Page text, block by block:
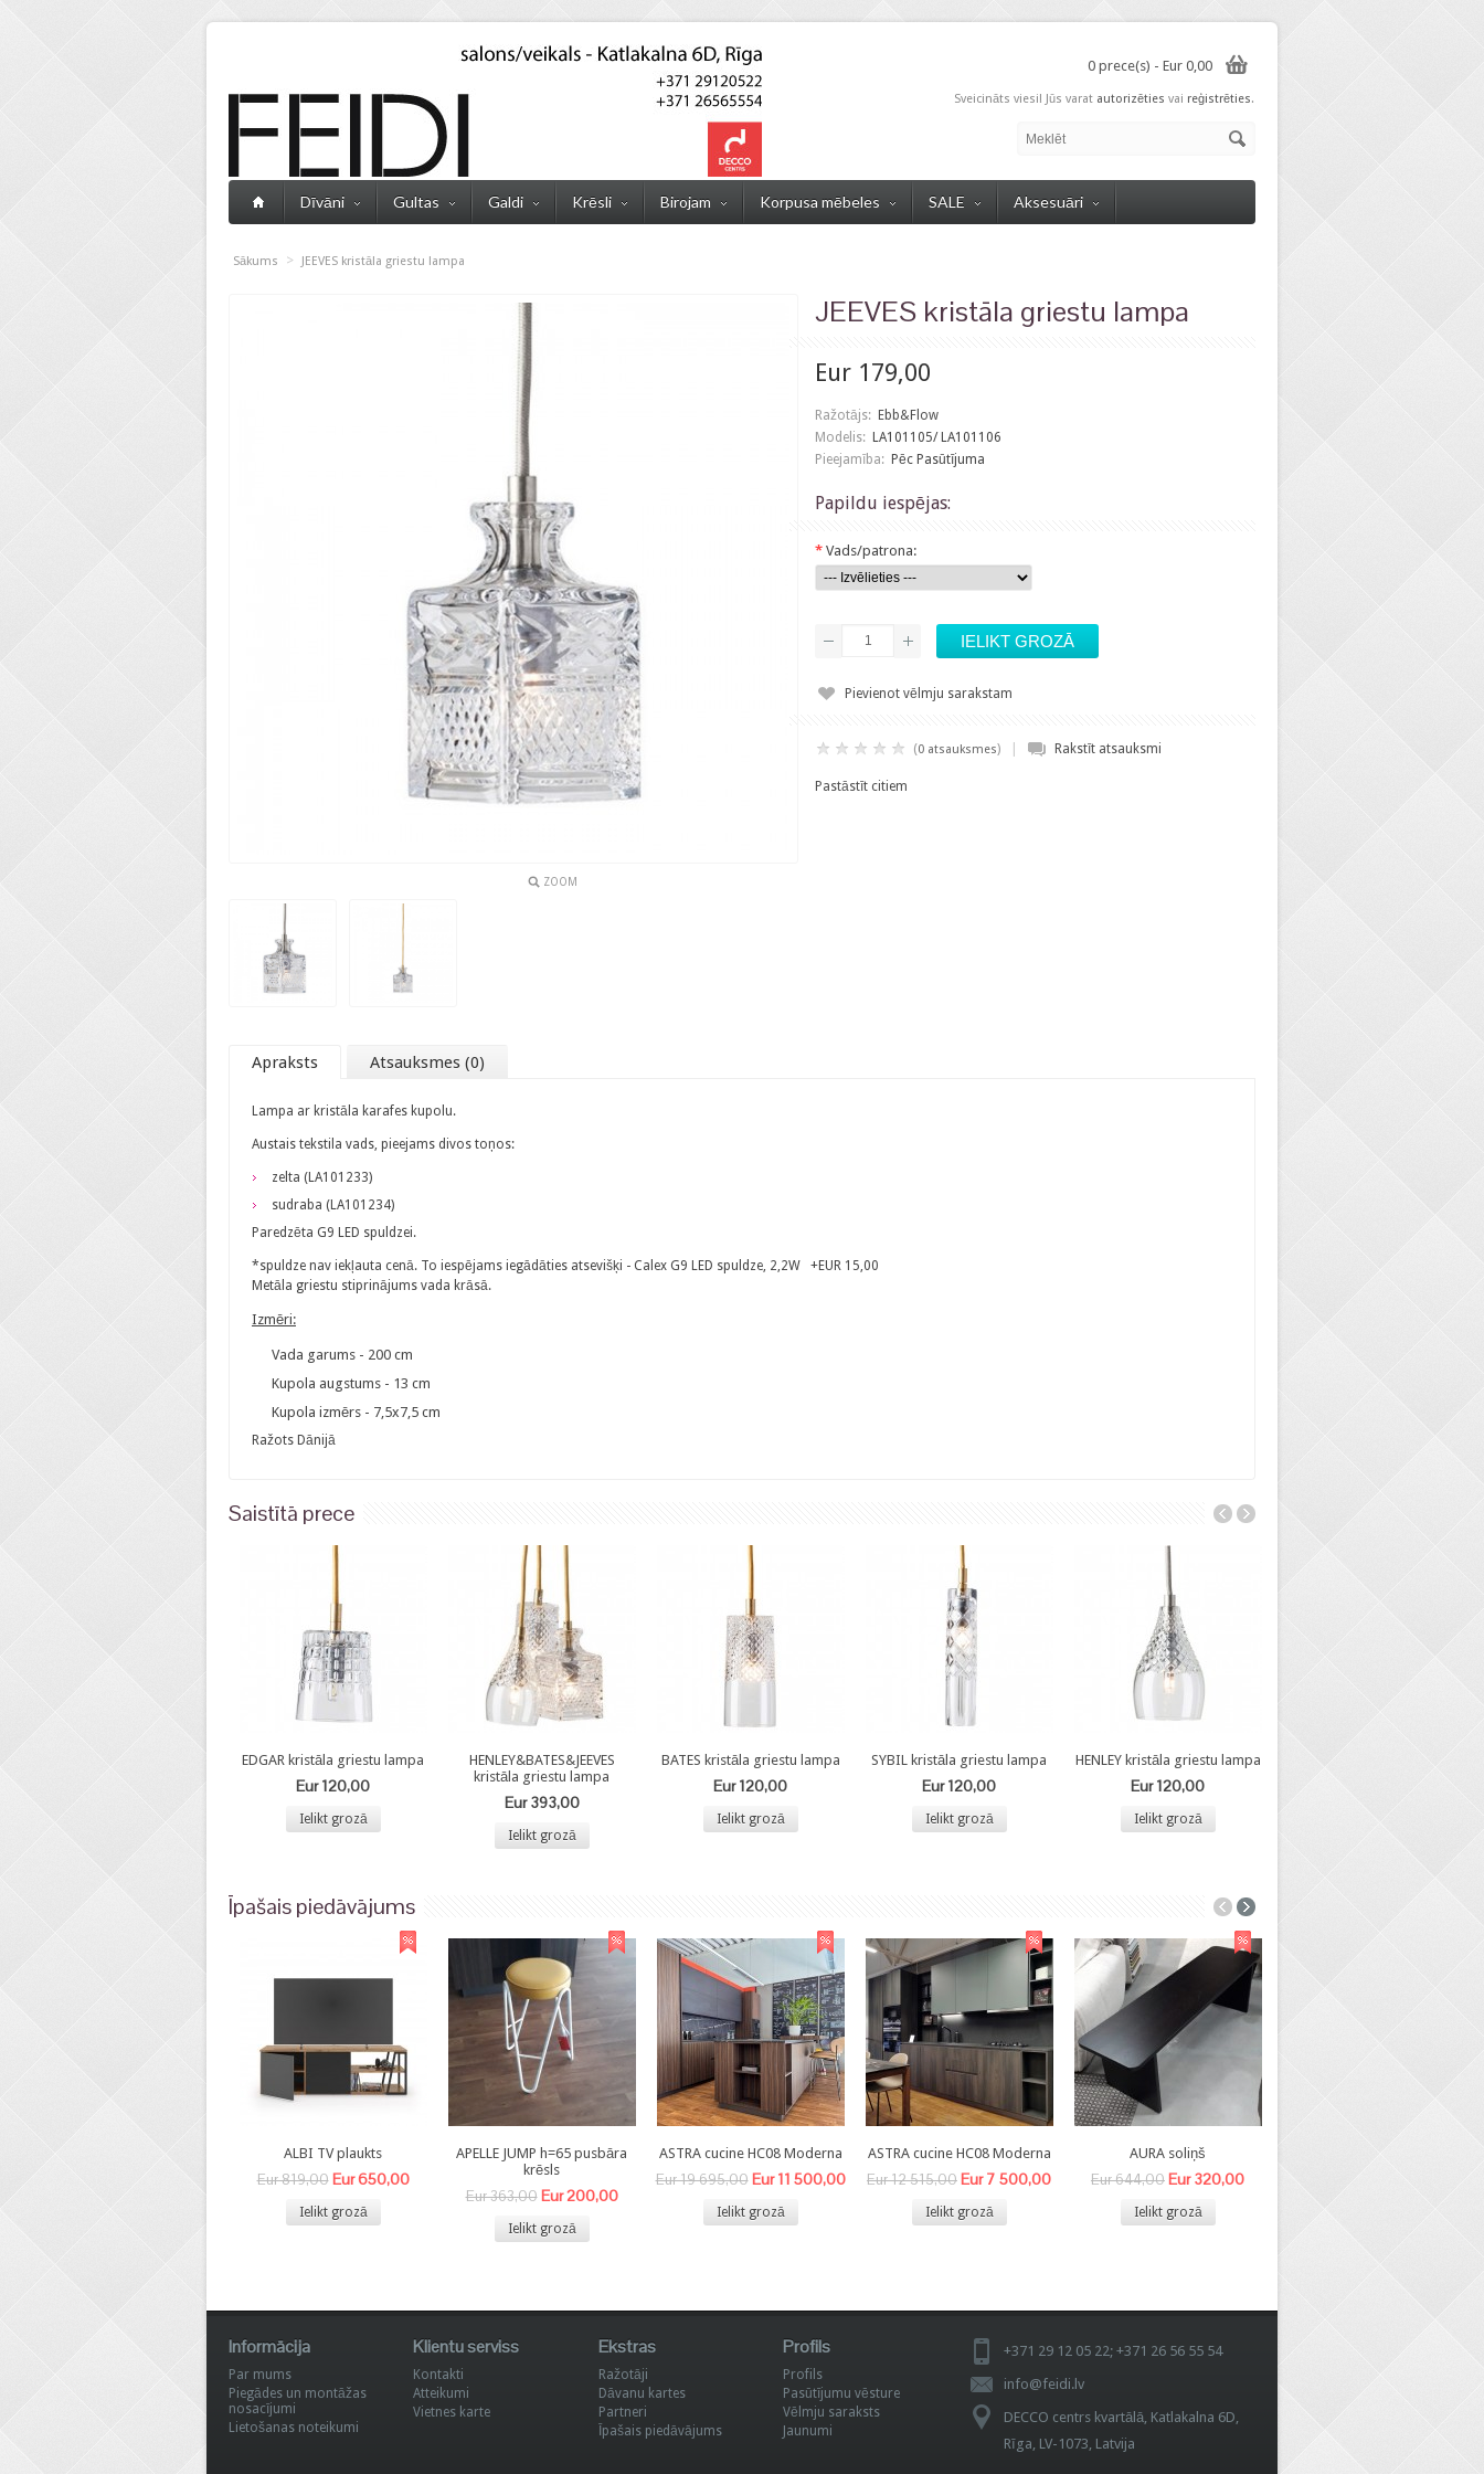
Sveicināts viesi! Jūs varat autorizēties vai reģistrēties.
0 prece(s) - Eur 0,00
Dīvāni Gultas Galdi Krēsli Birojam Korpusa mēbeles SALE Aksesuāri
Sākums > JEEVES kristāla griestu lampa
ZOOM
JEEVES kristāla griestu lampa
Eur 179,00
Ražotājs:
Ebb&Flow
Modelis: LA101105/ LA101106
Pieejamība: Pēc Pasūtījuma
Papildu iespējas:
* Vads/patrona:
Pievienot vēlmju sarakstam
(0 atsauksmes) Rakstīt atsauksmi
Pastāstīt citiem
Apraksts Atsauksmes (0)
Lampa ar kristāla karafes kupolu.
Austais tekstila vads, pieejams divos toņos:
zelta (LA101233)
sudraba (LA101234)
Paredzēta G9 LED spuldzei.
*spuldze nav iekļauta cenā. To iespējams iegādāties atsevišķi - Calex G9 LED spuldze, 2,2W +EUR 15,00
Metāla griestu stiprinājums vada krāsā.
​Izmēri:
Vada garums - 200 cm
Kupola augstums - 13 cm
Kupola izmērs - 7,5x7,5 cm
Ražots Dānijā
Saistītā prece
EDGAR kristāla griestu lampa
Eur 120,00
Ielikt grozā
HENLEY&BATES&JEEVES
kristāla griestu lampa
Eur 393,00
Ielikt grozā
BATES kristāla griestu lampa
Eur 120,00
Ielikt grozā
SYBIL kristāla griestu lampa
Eur 120,00
Ielikt grozā
HENLEY kristāla griestu lampa
Eur 120,00
Ielikt grozā
Īpašais piedāvājums
ALBI TV plaukts
Eur 819,00 Eur 650,00
Ielikt grozā
APELLE JUMP h=65 pusbāra
krēsls
Eur 363,00 Eur 200,00
Ielikt grozā
ASTRA cucine HC08 Moderna
Eur 19 695,00 Eur 11 500,00
Ielikt grozā
ASTRA cucine HC08 Moderna
Eur 12 515,00Eur 7 500,00
Ielikt grozā
AURA soliņš
Eur 644,00Eur 320,00
Ielikt grozā
Informācija
Par mums
Piegādes un montāžas
nosacījumi
Lietošanas noteikumi
Klientu serviss
Kontakti
Atteikumi
Vietnes karte
Ekstras
Ražotāji
Dāvanu kartes
Partneri
Īpašais piedāvājums
Profils
Profils
Pasūtījumu vēsture
Vēlmju saraksts
Jaunumi
+371 29 12 05 22; +371 26 56 55 54
info@feidi.lv
DECCO centrs kvartālā, Katlakalna 6D,
Rīga, LV-1073, Latvija